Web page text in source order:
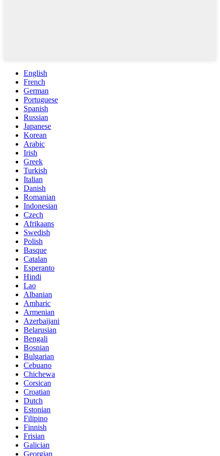
English
French
German
Portuguese
Spanish
Russian
Japanese
Korean
Arabic
Irish
Greek
Turkish
Italian
Danish
Romanian
Indonesian
Czech
Afrikaans
Swedish
Polish
Basque
Catalan
Esperanto
Hindi
Lao
Albanian
Amharic
Armenian
Azerbaijani
Belarusian
Bengali
Bosnian
Bulgarian
Cebuano
Chichewa
Corsican
Croatian
Dutch
Estonian
Filipino
Finnish
Frisian
Galician
Georgian